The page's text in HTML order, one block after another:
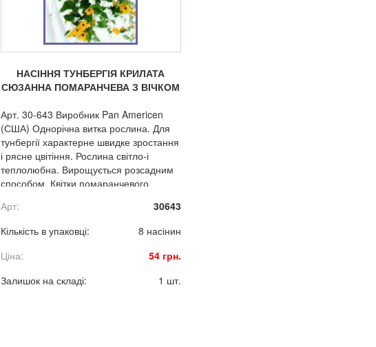
НАСІННЯ ТУНБЕРГІЯ КРИЛАТА
СЮЗАННА ПОМАРАНЧЕВА З ВІЧКОМ
Арт. 30-643 Виробник Pan Americen
(США) Однорічна витка рослина. Для
тунбергії характерне швидке зростання
і рясне цвітіння. Рослина світло-і
теплолюбна. Вирощується розсадним
способом. Квітки помаранчевого
чудово виглядають на тлі темно-
Рослина популярна у вертикальному
озелененні та як ампельна рослина
для підвісок.
Арт:
30643
Кількість в упаковці:
8 насінин
Ціна:
54 грн.
Залишок на складі:
1 шт.